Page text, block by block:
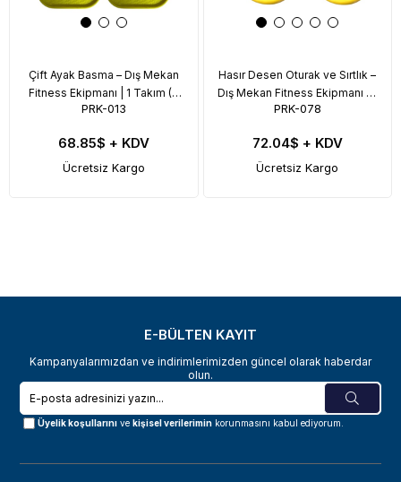
Çift Ayak Basma – Dış Mekan
Fitness Ekipmanı | 1 Takım (2
Adet)
PRK-013
68.85$ + KDV
Ücretsiz Kargo
Hasır Desen Oturak ve Sırtlık –
Dış Mekan Fitness Ekipmanı | 1
Takım (2 Adet)
PRK-078
72.04$ + KDV
Ücretsiz Kargo
E-BÜLTEN KAYIT
Kampanyalarımızdan ve indirimlerimizden güncel olarak haberdar
olun.
Üyelik koşullarını vekişisel verilerimin korunmasını kabul ediyorum.